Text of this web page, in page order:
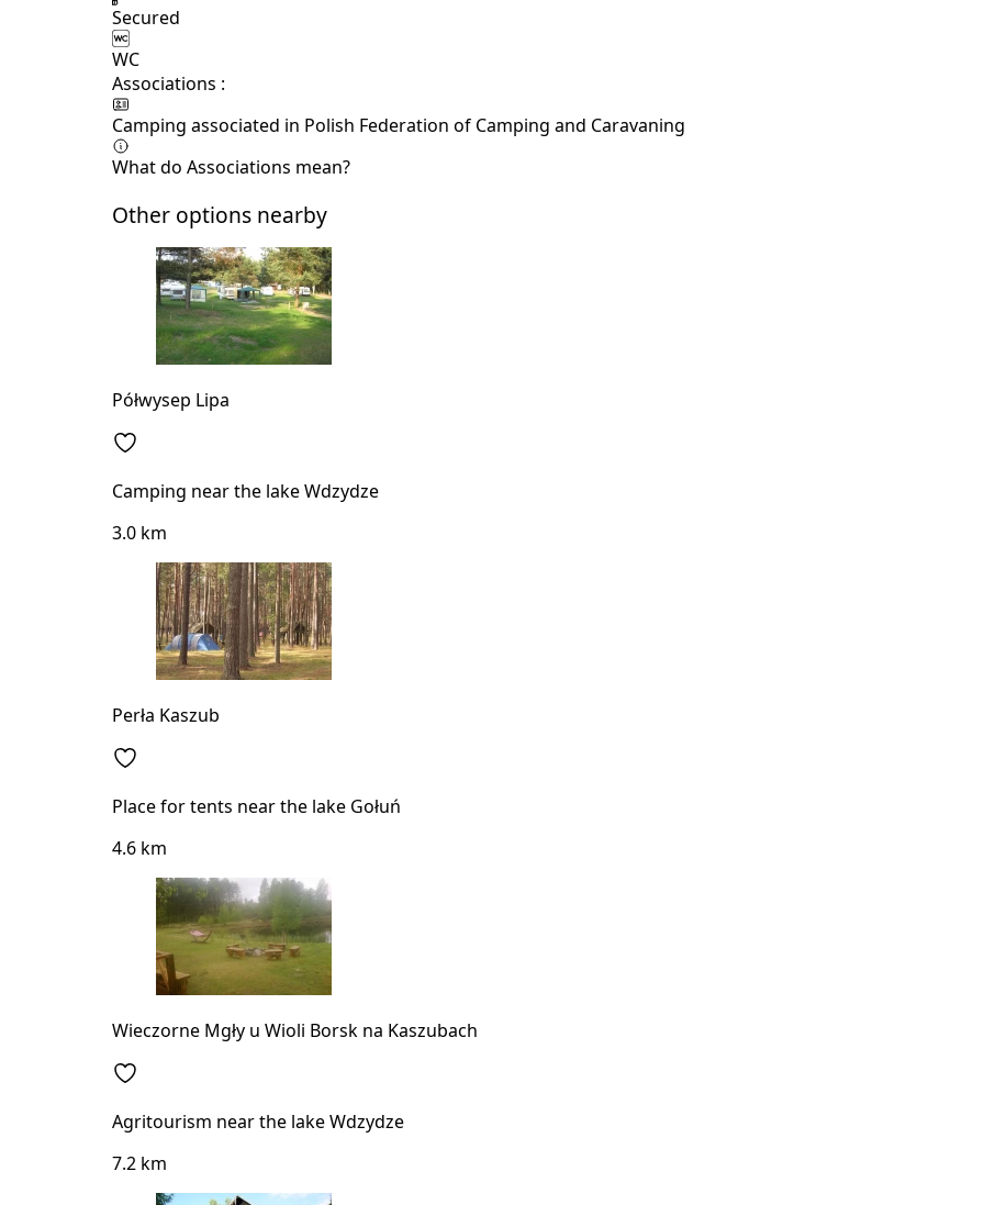
Secured
WC
Associations :
Camping associated in Polish Federation of Camping and Caravaning
What do Associations mean?
Other options nearby
Półwysep Lipa
Camping near the lake Wdzydze
3.0 km
Perła Kaszub
Place for tents near the lake Gołuń
4.6 km
Wieczorne Mgły u Wioli Borsk na Kaszubach
Agritourism near the lake Wdzydze
7.2 km